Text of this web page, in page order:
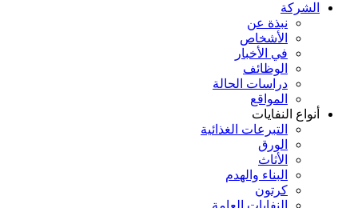
الشركة
نبذة عن
الأشخاص
في الأخبار
الوظائف
دراسات الحالة
المواقع
أنواع النفايات
التبرعات الغذائية
الورق
الأثاث
البناء والهدم
كرتون